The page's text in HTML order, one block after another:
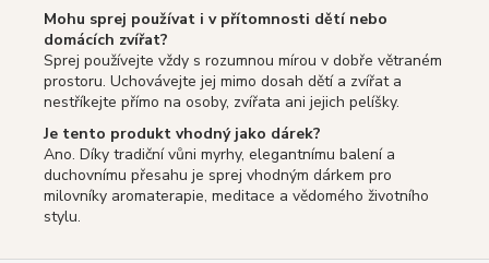
Mohu sprej používat i v přítomnosti dětí nebo
domácích zvířat?
Sprej používejte vždy s rozumnou mírou v dobře větraném
prostoru. Uchovávejte jej mimo dosah dětí a zvířat a
nestříkejte přímo na osoby, zvířata ani jejich pelíšky.
Je tento produkt vhodný jako dárek?
Ano. Díky tradiční vůni myrhy, elegantnímu balení a
duchovnímu přesahu je sprej vhodným dárkem pro
milovníky aromaterapie, meditace a vědomého životního
stylu.